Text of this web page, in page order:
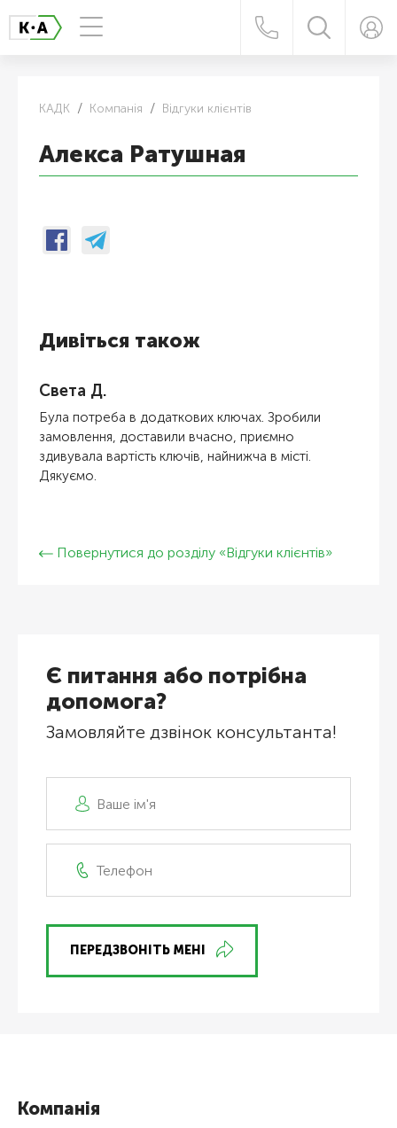
КАДК Компанія Відгуки клієнтів
Алекса Ратушная
Дивіться також
Света Д.
Була потреба в додаткових ключах. Зробили
замовлення, доставили вчасно, приємно
здивувала вартість ключів, найнижча в місті.
Дякуємо.
Повернутися до розділу «Відгуки клієнтів»
Є питання або потрібна
допомога?
Замовляйте дзвінок консультанта!
ПЕРЕДЗВОНІТЬ МЕНІ
Компанія